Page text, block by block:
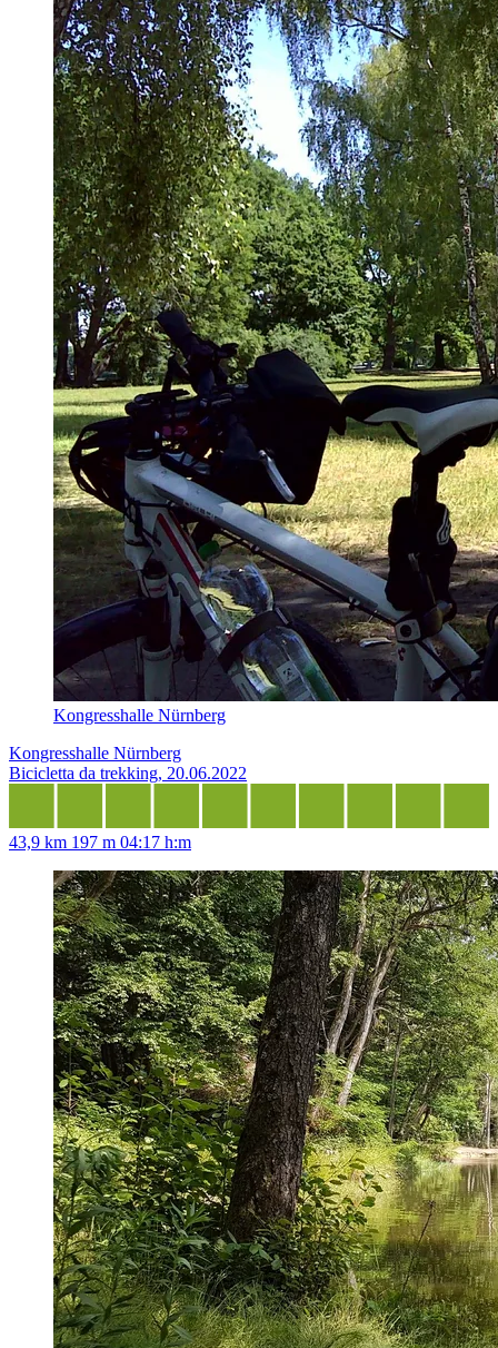
Kongresshalle Nürnberg
Kongresshalle Nürnberg
Bicicletta da trekking, 20.06.2022
43,9 km 197 m 04:17 h:m